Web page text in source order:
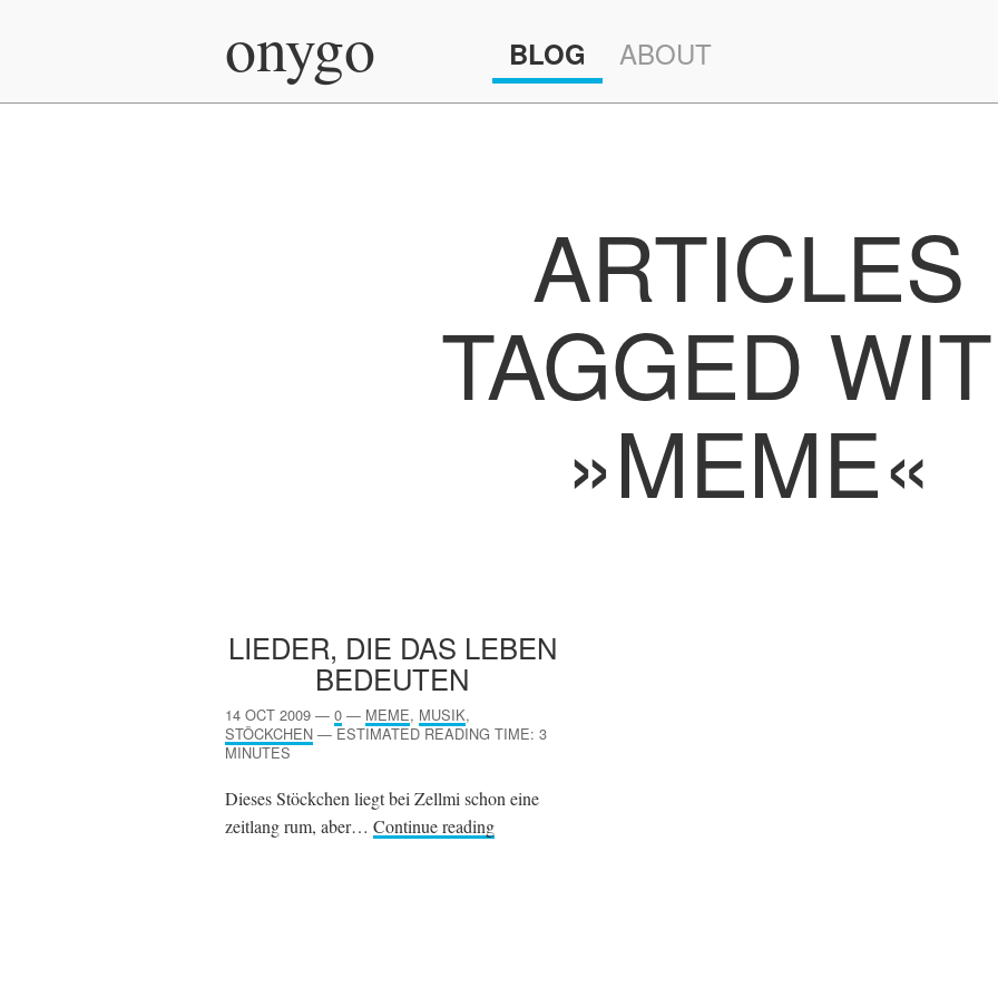
onygo BLOG ABOUT
ARTICLES
TAGGED
»MEME«
LIEDER, DIE DAS LEBEN
BEDEUTEN
14 OCT 2009 — 0 — MEME, MUSIK,
STÖCKCHEN —ESTIMATED READING TIME: 3
MINUTES
Dieses Stöckchen liegt bei Zellmi schon eine
zeitlang rum, aber… Continue reading